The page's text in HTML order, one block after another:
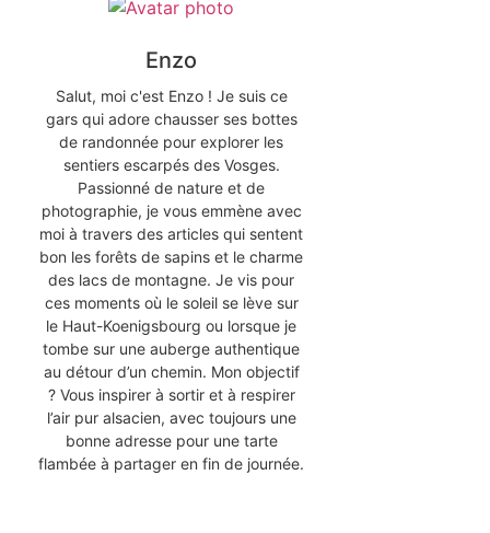
Enzo
Salut, moi c'est Enzo ! Je suis ce
gars qui adore chausser ses bottes
de randonnée pour explorer les
sentiers escarpés des Vosges.
Passionné de nature et de
photographie, je vous emmène avec
moi à travers des articles qui sentent
bon les forêts de sapins et le charme
des lacs de montagne. Je vis pour
ces moments où le soleil se lève sur
le Haut-Koenigsbourg ou lorsque je
tombe sur une auberge authentique
au détour d’un chemin. Mon objectif
? Vous inspirer à sortir et à respirer
l’air pur alsacien, avec toujours une
bonne adresse pour une tarte
flambée à partager en fin de journée.